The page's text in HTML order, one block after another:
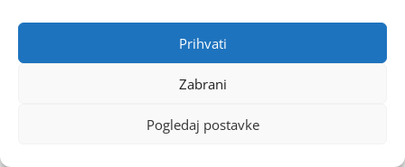
Prihvati
Zabrani
Pogledaj postavke